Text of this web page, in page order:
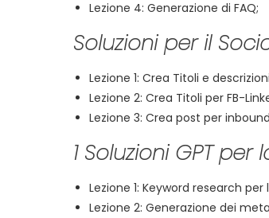
Lezione 4: Generazione di FAQ;
Soluzioni per il
Lezione 1: Crea Titoli e
Lezione 2: Crea Titoli per FB-
Lezione 3: Crea post per
1 Soluzioni GPT per
Lezione 1: Keyword research
Lezione 2: Generazione dei